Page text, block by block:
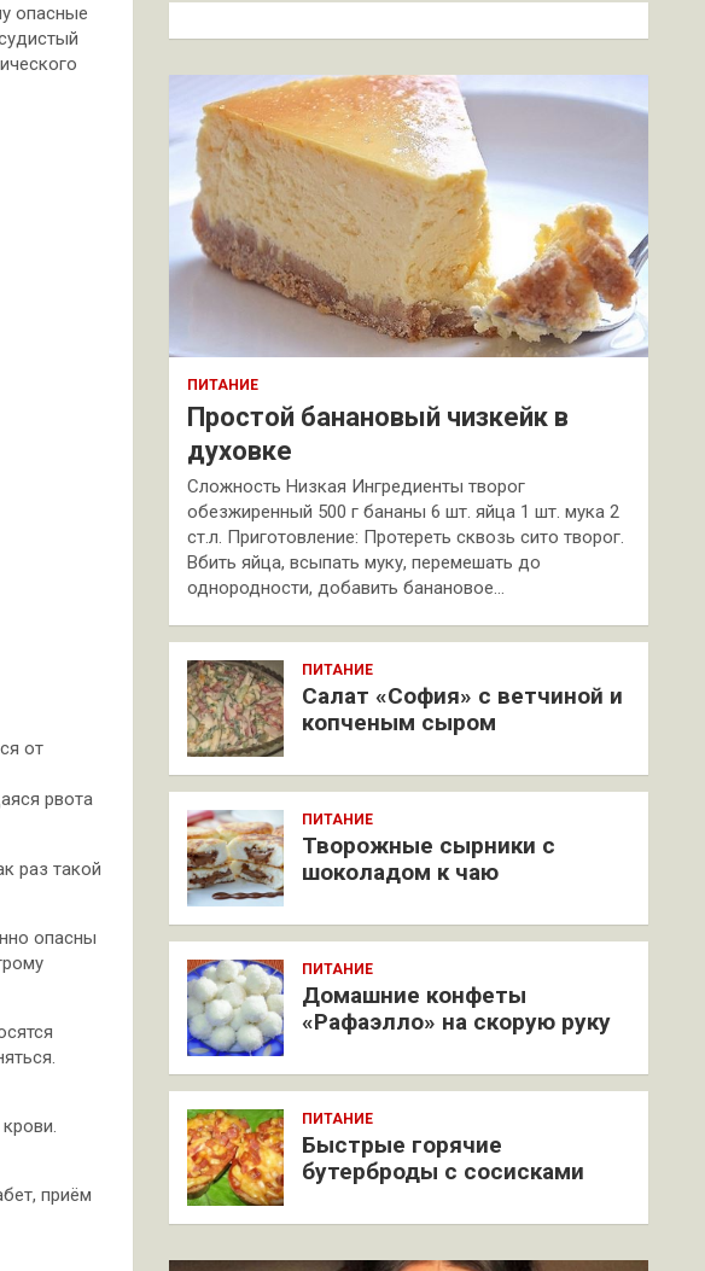
опасные
от
рвота
раз такой
опасны
приём
к
ПИТАНИЕ
Простой банановый чизкейк в
духовке
Сложность Низкая Ингредиенты творог
обезжиренный 500 г бананы 6 шт. яйца 1 шт. мука 2
ст.л. Приготовление: Протереть сквозь сито творог.
Вбить яйца, всыпать муку, перемешать до
однородности, добавить банановое…
ПИТАНИЕ
Салат «София» с ветчиной и
копченым сыром
ПИТАНИЕ
Творожные сырники с
шоколадом к чаю
ПИТАНИЕ
Домашние конфеты
«Рафаэлло» на скорую руку
ПИТАНИЕ
Быстрые горячие
бутерброды с сосисками